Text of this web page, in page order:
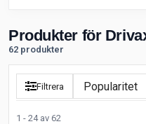
Produkter för
62 produkter
Filtrera
1 - 24 av 62